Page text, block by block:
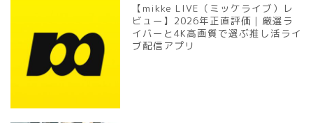
【mikke LIVE（ミッケライブ）レ
ビュー】2026年正直評価｜厳選ラ
イバーと4K高画質で選ぶ推し活ライ
ブ配信アプリ